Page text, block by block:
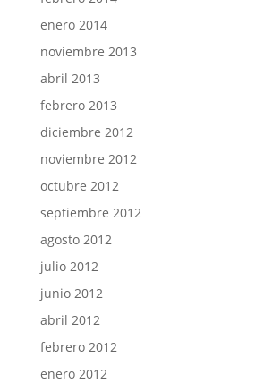
enero 2014
noviembre 2013
abril 2013
febrero 2013
diciembre 2012
noviembre 2012
octubre 2012
septiembre 2012
agosto 2012
julio 2012
junio 2012
abril 2012
febrero 2012
enero 2012